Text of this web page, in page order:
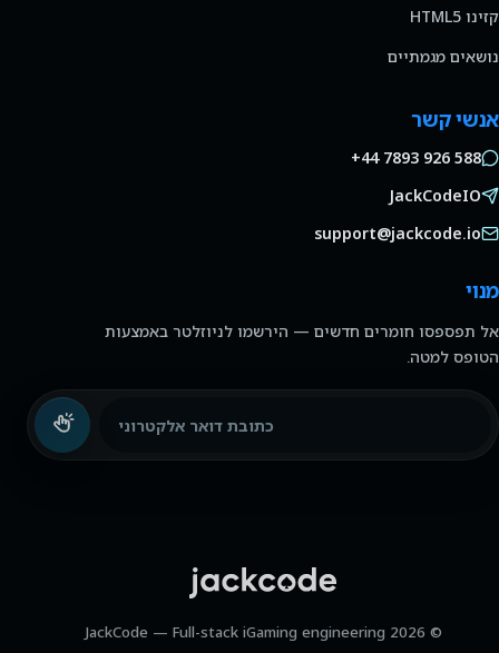
קזינו HTML5
נושאים מגמתיים
אנשי קשר
+44 7893 926 588
JackCodeIO
support@jackcode.io
מנוי
אל תפספסו חומרים חדשים — הירשמו לניוזלטר באמצעות
הטופס למטה.
© 2026 JackCode — Full-stack iGaming engineering